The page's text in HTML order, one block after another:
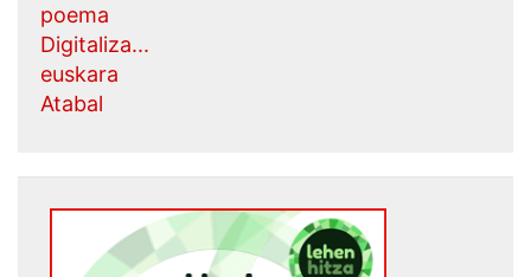
poema
Digitaliza...
euskara
Atabal